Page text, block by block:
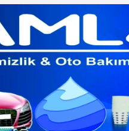
Bölge Müdürü Makam
Rehberi ile Google ve
Öne Çıkın
Rehberi Hizmete Girdi
Yayın Hayatına Başladı |